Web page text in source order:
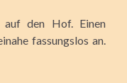
auf den Hof. Einen
fassungslos an.